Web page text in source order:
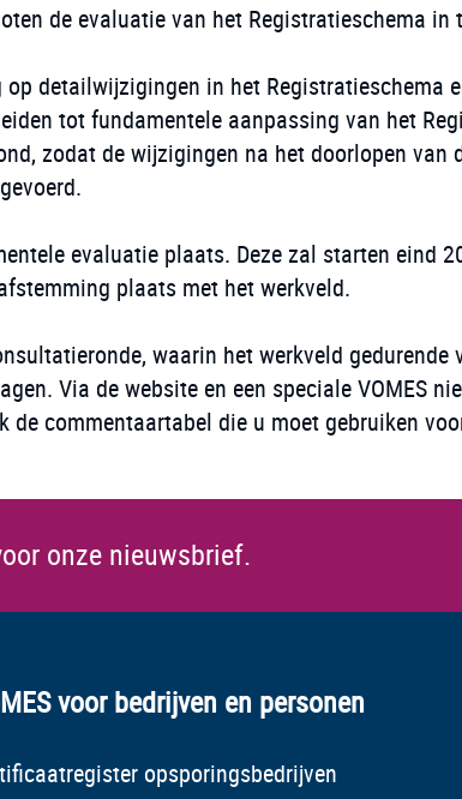
de evaluatie van het Registratieschema in
detailwijzigingen in het Registratieschema
tot fundamentele aanpassing van het
zodat de wijzigingen na het doorlopen
evaluatie plaats. Deze zal starten eind
plaats met het werkveld.
waarin het werkveld
Via de website en een speciale VOMES
commentaartabel die u moet gebruiken
onze nieuwsbrief.
voor bedrijven en personen
opsporingsbedrijven